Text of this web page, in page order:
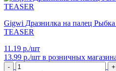
Gigwi Дразнилка на палец
TEASER
11.19 р./шт
13.99 р./шт в розничных
-
+